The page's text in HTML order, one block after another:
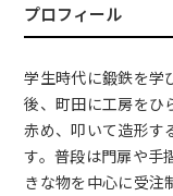
プロフィール
学生時代に鍛鉄を学
後、町田に工房をひ
赤め、叩いて造形す
す。普段は門扉や手
きな物を中心に受注